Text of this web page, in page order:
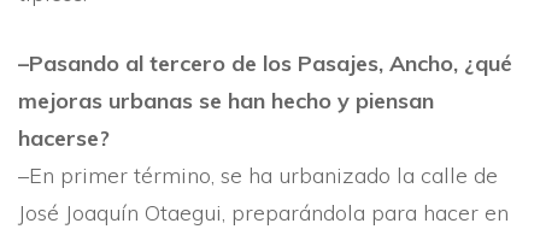
–Pasando al tercero de los Pasajes, Ancho, ¿qué
me­joras urbanas se han hecho y piensan
hacerse?
–En primer término, se ha urbanizado la calle de
José ­Joaquí­n Otaegui, preparándola para hacer en